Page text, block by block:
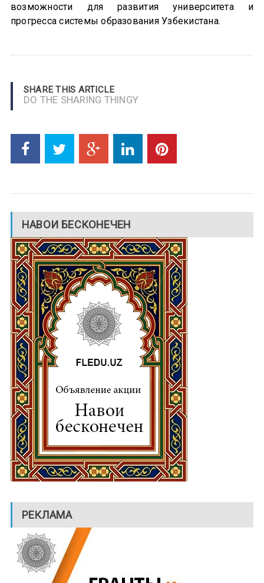
возможности для развития университета и
прогресса системы образования Узбекистана.
SHARE THIS ARTICLE
DO THE SHARING THINGY
НАВОИ БЕСКОНЕЧЕН
РЕКЛАМА